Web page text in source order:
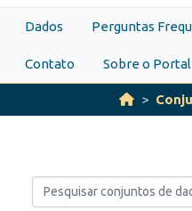
Dados Perguntas
Contato Sobre o Portal